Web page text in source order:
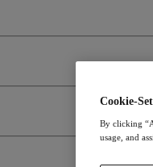
Cookie-
By clicking
usage, and